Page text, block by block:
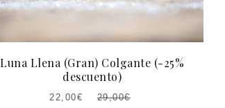
Luna Llena (Gran) Colgante (-25%
descuento)
29,00€
EL
22,00€
EL